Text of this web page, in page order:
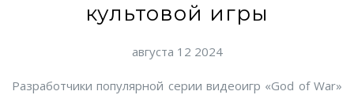
культовой игры
августа 12 2024
Разработчики популярной серии видеоигр «God of War»